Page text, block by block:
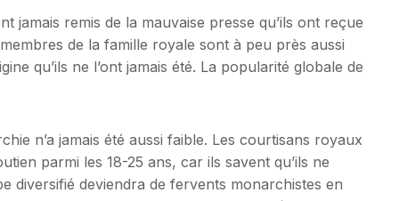
jamais remis de la mauvaise presse qu’ils ont reçue
de la famille royale sont à peu près aussi
qu’ils ne l’ont jamais été. La popularité globale de
n’a jamais été aussi faible. Les courtisans royaux
parmi les 18-25 ans, car ils savent qu’ils ne
diversifié deviendra de fervents monarchistes en